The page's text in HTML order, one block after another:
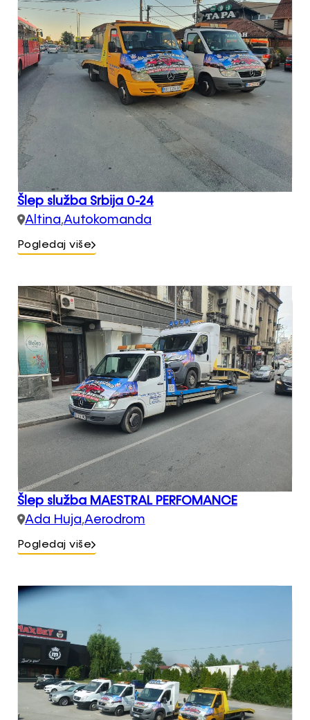
Šlep služba Srbija 0-24
Altina,Autokomanda
Pogledaj više
Šlep služba MAESTRAL PERFOMANCE
Ada Huja,Aerodrom
Pogledaj više